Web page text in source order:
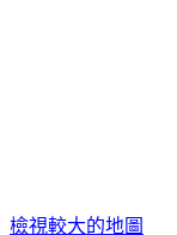
檢視較大的地圖